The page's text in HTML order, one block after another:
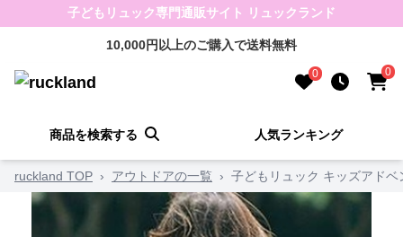
子どもリュック専門通販サイト リュックランド
10,000円以上のご購入で送料無料
0 0
商品を検索する 人気ランキング
ruckland TOP › アウトドアの一覧 › 子どもリュック キッズアドベ